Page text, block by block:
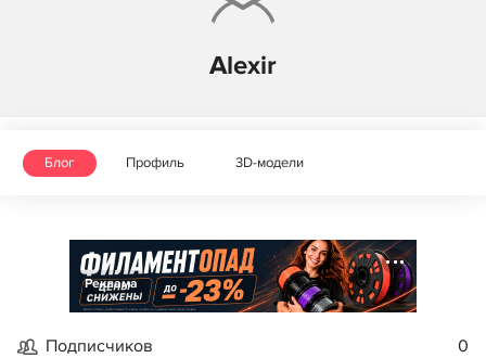
Alexir
Блог Профиль 3D-модели
Реклама
Подписчиков 0